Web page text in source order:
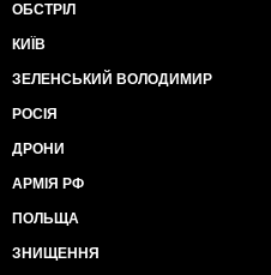
ОБСТРІЛ
КИЇВ
ЗЕЛЕНСЬКИЙ ВОЛОДИМИР
РОСІЯ
ДРОНИ
АРМІЯ РФ
ПОЛЬЩА
ЗНИЩЕННЯ